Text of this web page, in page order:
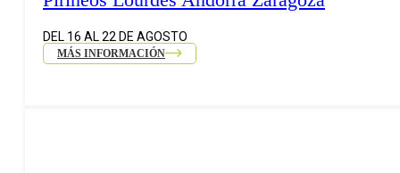
DEL 16 AL 22 DE AGOSTO
MÁS INFORMACIÓN